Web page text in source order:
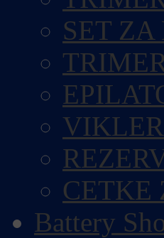
SET
CETKE
Battery